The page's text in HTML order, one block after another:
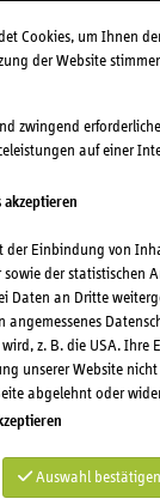
Cookies, um Ihnen
der Website
zwingend
auf einer
akzeptieren
der Einbindung von
der statistischen
Daten an Dritte
angemessenes
z. B. die USA. Ihre
unserer Website
abgelehnt oder
Auswahl bestätigen